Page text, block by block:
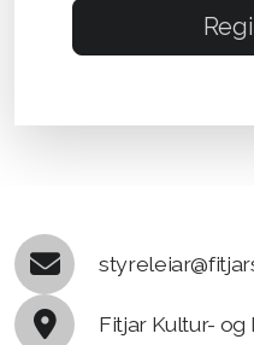
Fitjar Kultur-